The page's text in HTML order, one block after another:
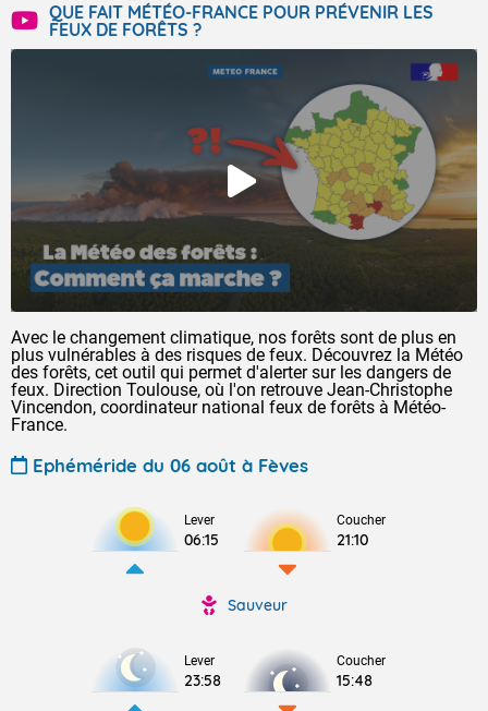
QUE FAIT MÉTÉO-FRANCE POUR PRÉVENIR LES
FEUX DE FORÊTS ?
Avec le changement climatique, nos forêts sont de plus en
plus vulnérables à des risques de feux. Découvrez la Météo
des forêts, cet outil qui permet d'alerter sur les dangers de
feux. Direction Toulouse, où l'on retrouve Jean-Christophe
Vincendon, coordinateur national feux de forêts à Météo-
France.
Ephéméride du 06 août à Fèves
Lever
06:15
Coucher
21:10
Sauveur
Lever
23:58
Coucher
15:48